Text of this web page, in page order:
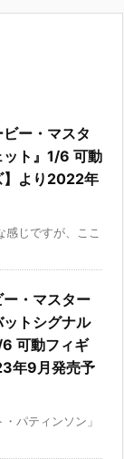
ビー・マスタ
ット』1/6 可動
】より2022年
感じですが、ここ
ー・マスター
トシグナル
可動フィギ
年9月発売予
パティンソン」